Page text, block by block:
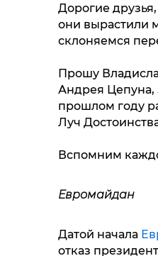
Дорогие
они вырастили
склоняемся
Прошу
Андрея Цепуна,
прошлом году
Луч
Вспомним
Евромайдан
Датой начала
отказ